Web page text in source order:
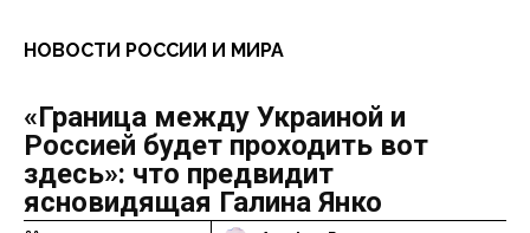
НОВОСТИ РОССИИ И МИРА
«Граница между Украиной и
Россией будет проходить вот
здесь»: что предвидит
ясновидящая Галина Янко